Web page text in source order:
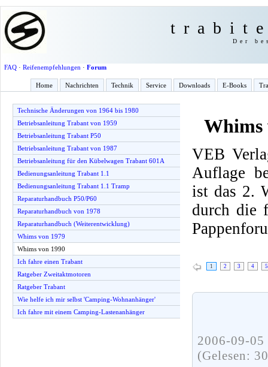
Der
FAQ· Reifenempfehlungen · Forum
Home Nachrichten Technik Service Downloads E-Books
Technische Änderungen von 1964 bis 1980
Betriebsanleitung Trabant von 1959
Betriebsanleitung Trabant P50
Betriebsanleitung Trabant von 1987
Betriebsanleitung für den Kübelwagen Trabant 601A
Bedienungsanleitung Trabant 1.1
Bedienungsanleitung Trabant 1.1 Tramp
Reparaturhandbuch P50/P60
Reparaturhandbuch von 1978
Reparaturhandbuch (Weiterentwicklung)
Whims von 1979
Whims von 1990
Ich fahre einen Trabant
Ratgeber Zweitaktmotoren
Ratgeber Trabant
Wie helfe ich mir selbst 'Camping-Wohnanhänger'
Ich fahre mit einem Camping-Lastenanhänger
Whims
VEB
Auflage
ist das 2.
durch die
1 2 3 4 5
2006-09-
(Gelesen: